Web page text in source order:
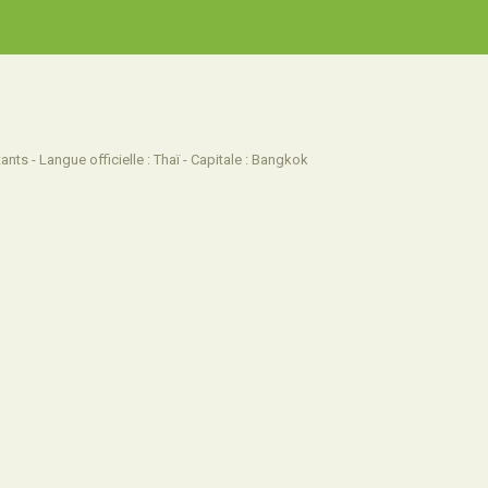
- Langue officielle : Thaï - Capitale : Bangkok